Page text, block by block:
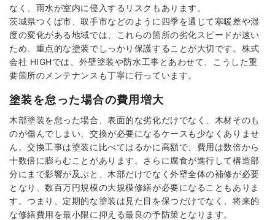
なく、雨水が室内に侵入するリスクもあります。
茨城県つくば市、取手市などのように四季を通じて寒暖差や湿
度の変化がある地域では、これらの箇所の劣化スピードが速い
ため、重点的な塗装でしっかり保護することが大切です。株式
会社 HIGHでは、外壁塗装や防水工事とあわせて、こうした重
要箇所のメンテナンスも丁寧に行っています。
塗装を怠った場合の費用増大
木部塗装を怠った場合、表面的な劣化だけでなく、木材そのも
のが傷んでしまい、交換が必要になるケースも少なくありませ
ん。交換工事は塗装に比べてはるかに高額で、費用は数倍から
十数倍に膨らむことがあります。さらに腐食が進行して構造部
分にまで影響が及ぶと、木部だけでなく外壁全体の補修が必要
となり、数百万円規模の大規模修繕が必要になることもありま
す。つまり、定期的な塗装は見た目を保つだけでなく、将来的
な修繕費用を最小限に抑える最良の予防策となります。